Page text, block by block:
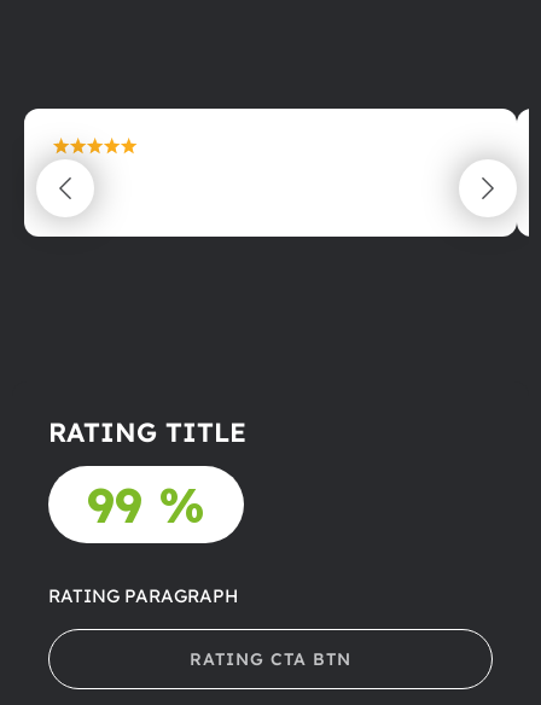
maximální spokojenost
22.06.2025
RATING TITLE
99 %
RATING PARAGRAPH
RATING CTA BTN